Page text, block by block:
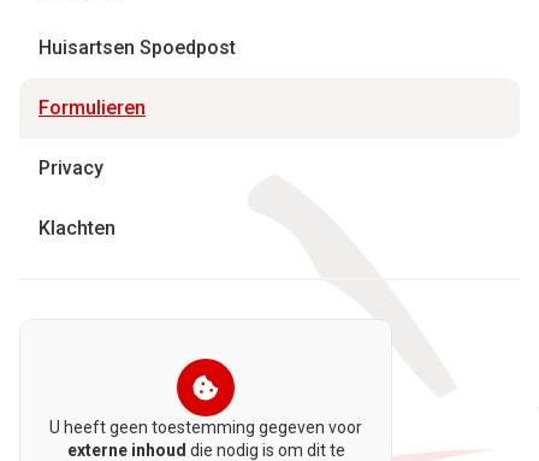
Huisartsen Spoedpost
Formulieren
Privacy
Klachten
U heeft geen toestemming gegeven voor
externe inhoud die nodig is om dit te